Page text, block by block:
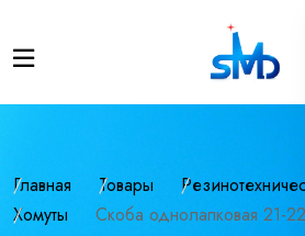
Главная Товары
Хомуты
Скоба однолапковая 21-